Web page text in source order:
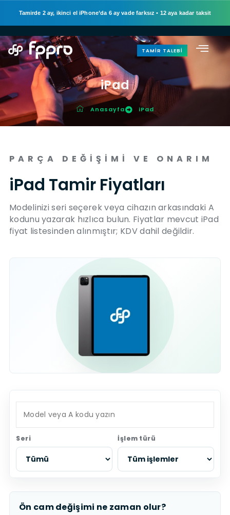
Tamirde 2 ay, ikinci el iPhone’da 6 ay vade farksız • 12 aya kadar taksit
TAMIR TALEBI
iPad
Anasayfa iPad
PARÇA DEĞIŞIMI VE ONARIM
iPad Tamir Fiyatları
Modelinizi seri seçerek veya cihazın arkasındaki A
kodunu yazarak hızlıca bulun. Fiyatlar mevcut iPad
fiyat listesinden alınmıştır; KDV dahil değildir.
Seri İşlem türü
Ön cam değişimi ne zaman olur?